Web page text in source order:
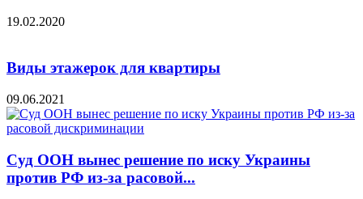
19.02.2020
Виды этажерок для квартиры
09.06.2021
Суд ООН вынес решение по иску Украины
против РФ из-за расовой...